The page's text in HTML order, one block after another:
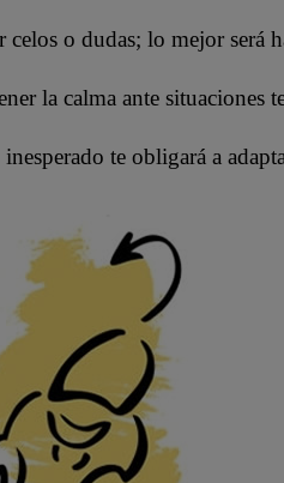
celos o dudas; lo mejor será
la calma ante situaciones
te obligará a